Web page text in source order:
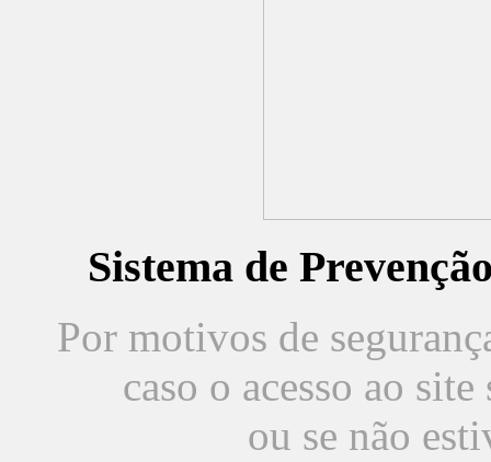
Sistema de
Por motivos de
caso o acesso ao
ou se não